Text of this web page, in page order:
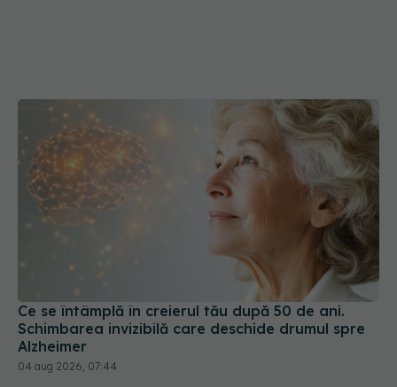
Ce se întâmplă în creierul tău după 50 de ani.
Schimbarea invizibilă care deschide drumul spre